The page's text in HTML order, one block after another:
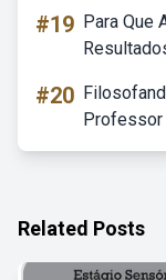
#19 Para Que
#20
Related Posts